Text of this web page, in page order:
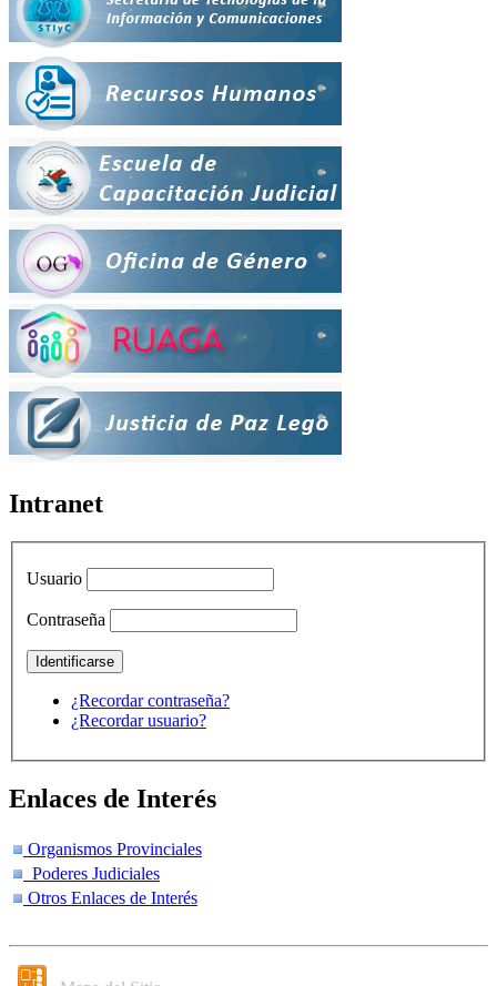
Intranet
Usuario
Contraseña
¿Recordar contraseña?
¿Recordar usuario?
Enlaces de Interés
Organismos Provinciales
Poderes Judiciales
Otros Enlaces de Interés